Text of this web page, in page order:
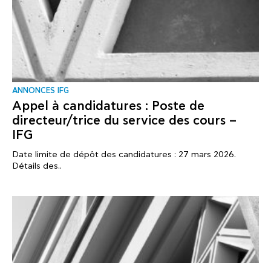
ANNONCES IFG
Appel à candidatures : Poste de
directeur/trice du service des cours –
IFG
Date limite de dépôt des candidatures : 27 mars 2026.
Détails des..